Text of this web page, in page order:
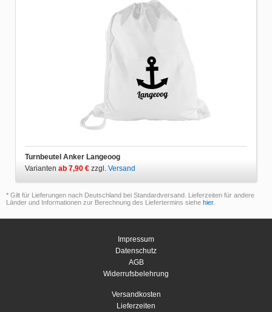
Turnbeutel Anker Langeoog
Varianten ab 7,90 € zzgl. Versand
* Gilt für Lieferungen nach Deutschland bei Standardversand. Lieferzeiten für andere
Länder und Informationen zur Berechnung des Liefertermins siehe hier.
Impressum
Datenschutz
AGB
Widerrufsbelehrung
Versandkosten
Lieferzeiten